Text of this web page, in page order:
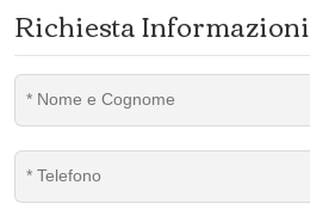
Richiesta Informazioni